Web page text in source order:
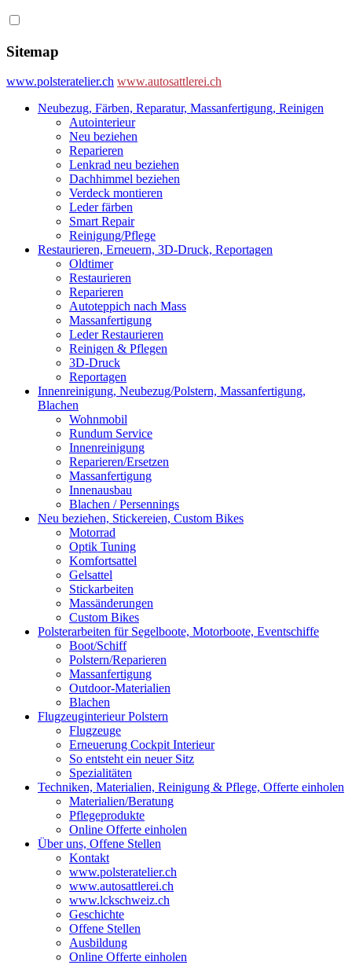
Sitemap
www.polsteratelier.ch www.autosattlerei.ch
Neubezug, Färben, Reparatur, Massanfertigung, Reinigen
Autointerieur
Neu beziehen
Reparieren
Lenkrad neu beziehen
Dachhimmel beziehen
Verdeck montieren
Leder färben
Smart Repair
Reinigung/Pflege
Restaurieren, Erneuern, 3D-Druck, Reportagen
Oldtimer
Restaurieren
Reparieren
Autoteppich nach Mass
Massanfertigung
Leder Restaurieren
Reinigen & Pflegen
3D-Druck
Reportagen
Innenreinigung, Neubezug/Polstern, Massanfertigung,
Blachen
Wohnmobil
Rundum Service
Innenreinigung
Reparieren/Ersetzen
Massanfertigung
Innenausbau
Blachen / Persennings
Neu beziehen, Stickereien, Custom Bikes
Motorrad
Optik Tuning
Komfortsattel
Gelsattel
Stickarbeiten
Massänderungen
Custom Bikes
Polsterarbeiten für Segelboote, Motorboote, Eventschiffe
Boot/Schiff
Polstern/Reparieren
Massanfertigung
Outdoor-Materialien
Blachen
Flugzeuginterieur Polstern
Flugzeuge
Erneuerung Cockpit Interieur
So entsteht ein neuer Sitz
Spezialitäten
Techniken, Materialien, Reinigung & Pflege, Offerte einholen
Materialien/Beratung
Pflegeprodukte
Online Offerte einholen
Über uns, Offene Stellen
Kontakt
www.polsteratelier.ch
www.autosattlerei.ch
www.lckschweiz.ch
Geschichte
Offene Stellen
Ausbildung
Online Offerte einholen